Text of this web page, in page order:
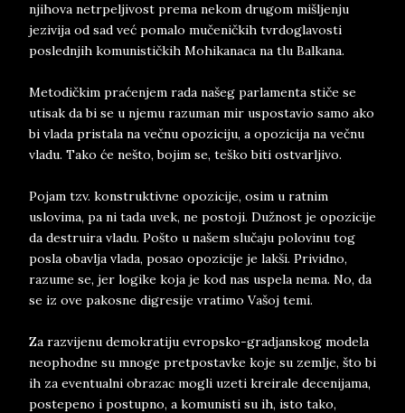
njihova netrpeljivost prema nekom drugom mišljenju
jezivija od sad već pomalo mučeničkih tvrdoglavosti
poslednjih komunističkih Mohikanaca na tlu Balkana.
Metodičkim praćenjem rada našeg parlamenta stiče se
utisak da bi se u njemu razuman mir uspostavio samo ako
bi vlada pristala na večnu opoziciju, a opozicija na večnu
vladu. Tako će nešto, bojim se, teško biti ostvarljivo.
Pojam tzv. konstruktivne opozicije, osim u ratnim
uslovima, pa ni tada uvek, ne postoji. Dužnost je opozicije
da destruira vladu. Pošto u našem slučaju polovinu tog
posla obavlja vlada, posao opozicije je lakši. Prividno,
razume se, jer logike koja je kod nas uspela nema. No, da
se iz ove pakosne digresije vratimo Vašoj temi.
Za razvijenu demokratiju evropsko-gradjanskog modela
neophodne su mnoge pretpostavke koje su zemlje, što bi
ih za eventualni obrazac mogli uzeti kreirale decenijama,
postepeno i postupno, a komunisti su ih, isto tako,